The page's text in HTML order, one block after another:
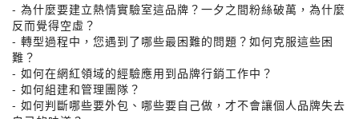
- 為什麼要建立熱情實驗室這品牌？一夕之間粉絲破萬，為什麼
反而覺得空虛？
- 轉型過程中，您遇到了哪些最困難的問題？如何克服這些困
難？
- 如何在網紅領域的經驗應用到品牌行銷工作中？
- 如何組建和管理團隊？
- 如何判斷哪些要外包、哪些要自己做，才不會讓個人品牌失去